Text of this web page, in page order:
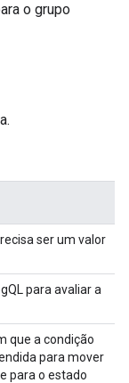
o grupo
ser um valor
para avaliar a
que a condição
para mover
para o estado